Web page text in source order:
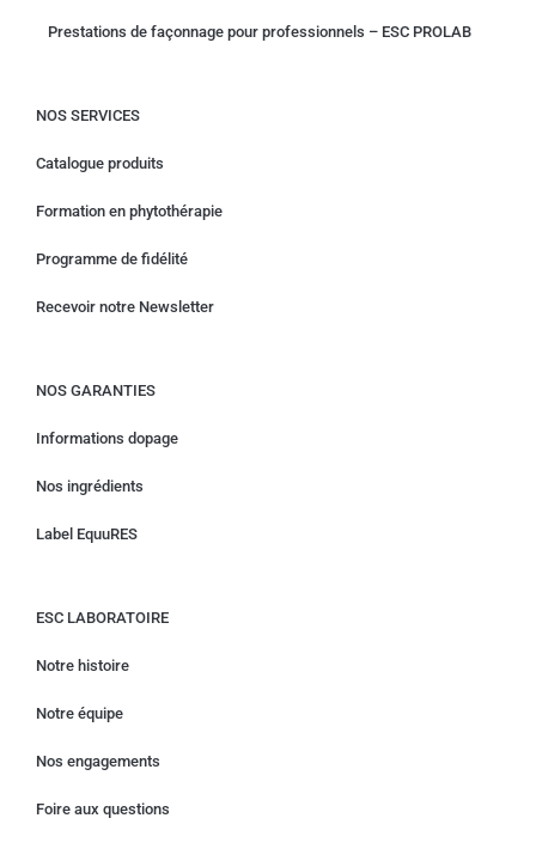
Prestations de façonnage pour professionnels – ESC PROLAB
NOS SERVICES
Catalogue produits
Formation en phytothérapie
Programme de fidélité
Recevoir notre Newsletter
NOS GARANTIES
Informations dopage
Nos ingrédients
Label EquuRES
ESC LABORATOIRE
Notre histoire
Notre équipe
Nos engagements
Foire aux questions